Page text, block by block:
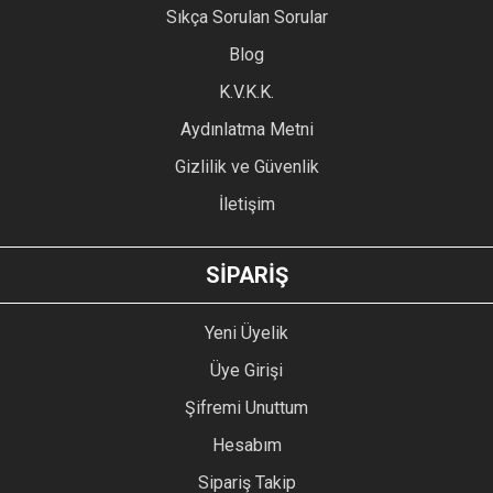
Ürün açıklamasında eksik bilgiler bulunuyor.
Ürün bilgilerinde hatalar bulunuyor.
Ürün fiyatı diğer sitelerden daha pahalı.
GÖNDER
Sıkça Sorulan Sorular
Blog
K.V.K.K.
Aydınlatma Metni
Gizlilik ve Güvenlik
İletişim
SİPARİŞ
Yeni Üyelik
Üye Girişi
Şifremi Unuttum
Hesabım
Sipariş Takip